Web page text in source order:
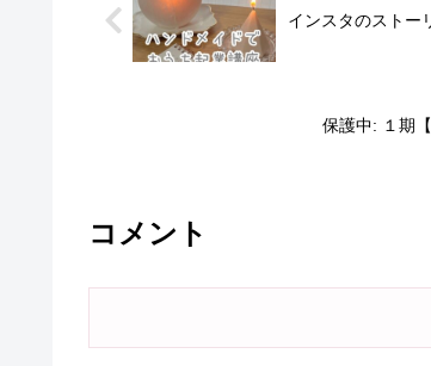
インスタのストー
保護中: １期
コメント